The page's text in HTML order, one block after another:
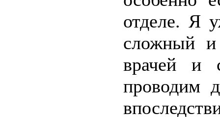
отделе. Я
сложный и
врачей и
проводим